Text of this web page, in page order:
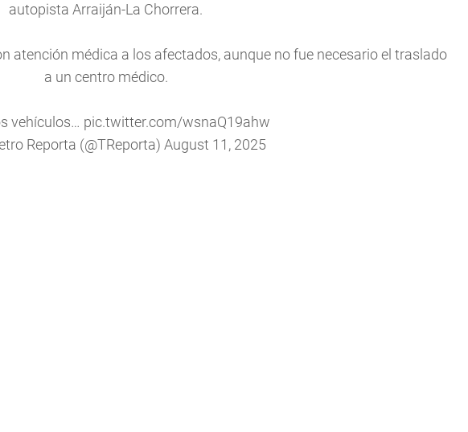
autopista Arraiján-La Chorrera.
atención médica a los afectados, aunque no fue necesario el traslado
a un centro médico.
vehículos… pic.twitter.com/wsnaQ19ahw
Reporta (@TReporta) August 11, 2025